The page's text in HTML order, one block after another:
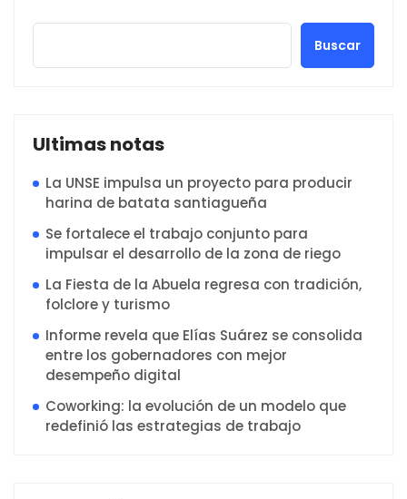
Buscar
Ultimas notas
La UNSE impulsa un proyecto para producir
harina de batata santiagueña
Se fortalece el trabajo conjunto para
impulsar el desarrollo de la zona de riego
La Fiesta de la Abuela regresa con tradición,
folclore y turismo
Informe revela que Elías Suárez se consolida
entre los gobernadores con mejor
desempeño digital
Coworking: la evolución de un modelo que
redefinió las estrategias de trabajo